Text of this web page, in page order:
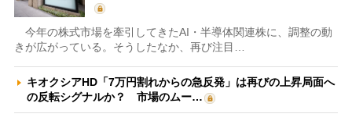
今年の株式市場を牽引してきたAI・半導体関連株に、調整の動
きが広がっている。そうしたなか、再び注目…
キオクシアHD「7万円割れからの急反発」は再びの上昇局面へ
の反転シグナルか？ 市場のムー…